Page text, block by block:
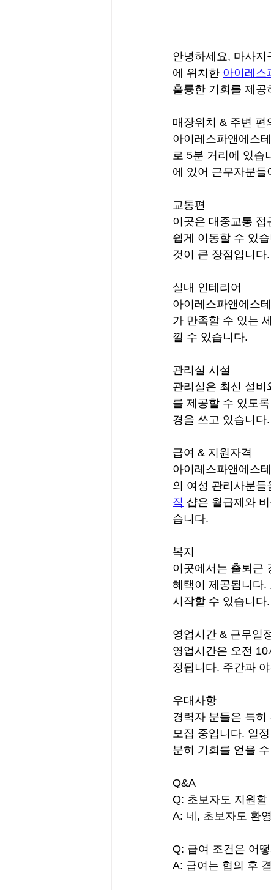
안녕하세요, 마사
에 위치한 아이레스
훌륭한 기회를 제공
매장위치 & 주변 편
아이레스파앤에스
로 5분 거리에 있습
에 있어 근무자분
교통편
이곳은 대중교통
쉽게 이동할 수 있
것이 큰 장점입니다.
실내 인테리어
아이레스파앤에스
가 만족할 수 있는
낄 수 있습니다.
관리실 시설
관리실은 최신 설
를 제공할 수 있도
경을 쓰고 있습니다.
급여 & 지원자격
아이레스파앤에스
의 여성 관리사분들
직 샵은 월급제와
습니다.
복지
이곳에서는 출퇴근
혜택이 제공됩니다.
시작할 수 있습니다.
영업시간 & 근무일
영업시간은 오전
정됩니다. 주간과
우대사항
경력자 분들은 특
모집 중입니다. 일
분히 기회를 얻을
Q&A
Q: 초보자도 지원할
A: 네, 초보자도 환
Q: 급여 조건은 어
A: 급여는 협의 후